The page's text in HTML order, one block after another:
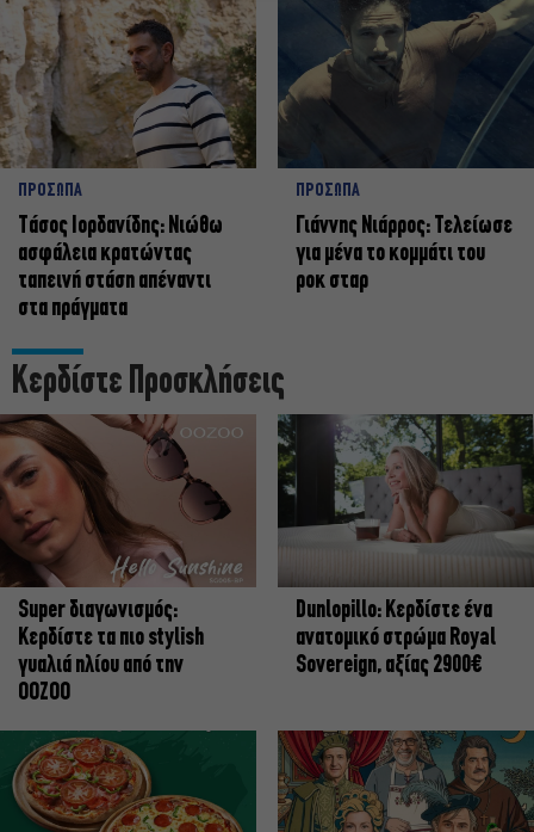
ΠΡΟΣΩΠΑ
Tάσος Ιορδανίδης: Νιώθω
ασφάλεια κρατώντας
ταπεινή στάση απέναντι
στα πράγματα
ΠΡΟΣΩΠΑ
Γιάννης Νιάρρος: Τελείωσε
για μένα το κομμάτι του
ροκ σταρ
Κερδίστε Προσκλήσεις
Super διαγωνισμός:
Κερδίστε τα πιο stylish
γυαλιά ηλίου από την
OOZOO
Dunlopillo: Κερδίστε ένα
ανατομικό στρώμα Royal
Sovereign, αξίας 2900€